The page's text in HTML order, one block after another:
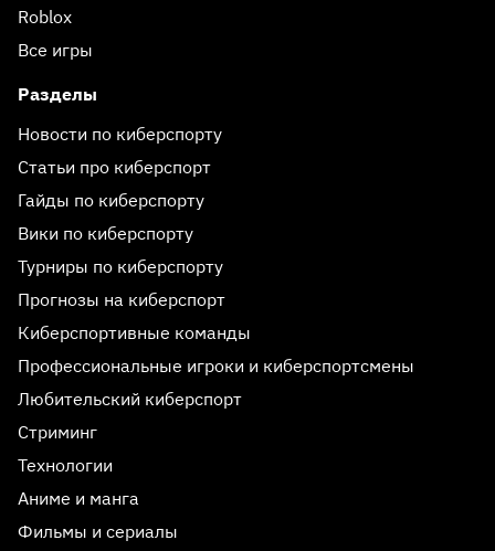
Roblox
Все игры
Разделы
Новости по киберспорту
Статьи про киберспорт
Гайды по киберспорту
Вики по киберспорту
Турниры по киберспорту
Прогнозы на киберспорт
Киберспортивные команды
Профессиональные игроки и киберспортсмены
Любительский киберспорт
Стриминг
Технологии
Аниме и манга
Фильмы и сериалы